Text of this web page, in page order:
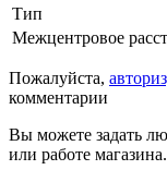
Тип
Межцентровое
Пожалуйста,
комментарии
Вы можете задать
или работе магазина.